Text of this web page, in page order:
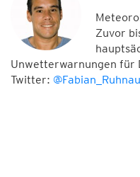
Zuvor
Unwetterwarnungen für
Twitter: @Fabian_Ruhnau